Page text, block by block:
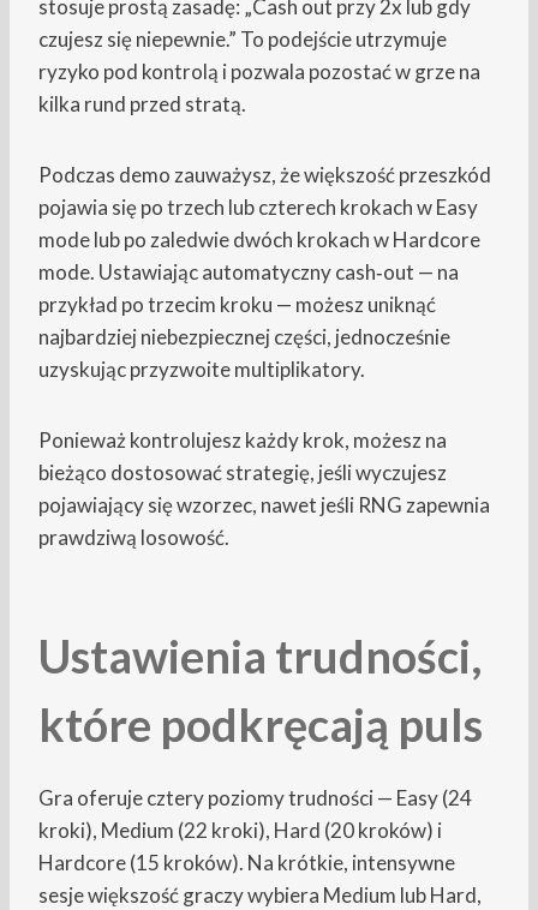
stosuje prostą zasadę: „Cash out przy 2x lub gdy
czujesz się niepewnie.” To podejście utrzymuje
ryzyko pod kontrolą i pozwala pozostać w grze na
kilka rund przed stratą.
Podczas demo zauważysz, że większość przeszkód
pojawia się po trzech lub czterech krokach w Easy
mode lub po zaledwie dwóch krokach w Hardcore
mode. Ustawiając automatyczny cash‑out — na
przykład po trzecim kroku — możesz uniknąć
najbardziej niebezpiecznej części, jednocześnie
uzyskując przyzwoite multiplikatory.
Ponieważ kontrolujesz każdy krok, możesz na
bieżąco dostosować strategię, jeśli wyczujesz
pojawiający się wzorzec, nawet jeśli RNG zapewnia
prawdziwą losowość.
Ustawienia trudności,
które podkręcają puls
Gra oferuje cztery poziomy trudności — Easy (24
kroki), Medium (22 kroki), Hard (20 kroków) i
Hardcore (15 kroków). Na krótkie, intensywne
sesje większość graczy wybiera Medium lub Hard,